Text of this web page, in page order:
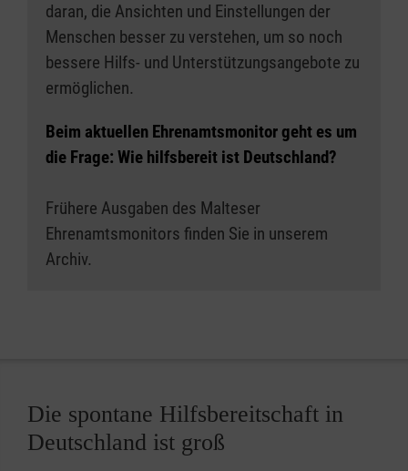
daran, die Ansichten und Einstellungen der
Menschen besser zu verstehen, um so noch
bessere Hilfs- und Unterstützungsangebote zu
ermöglichen.
Beim aktuellen Ehrenamtsmonitor geht es um
die Frage: Wie hilfsbereit ist Deutschland?
Frühere Ausgaben des Malteser
Ehrenamtsmonitors finden Sie in unserem
Archiv.
Die spontane Hilfsbereitschaft in
Deutschland ist groß